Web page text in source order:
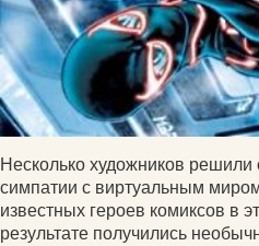
Несколько художников решили
симпатии с виртуальным
известных героев комиксов в
результате получились